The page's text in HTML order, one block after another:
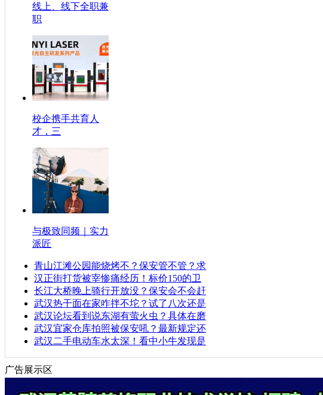
线上、线下全职兼
职
校企携手共育人
才，三
与极致同频｜实力
派匠
青山江滩公园能烧烤不？保安管不管？求
汉正街打货被宰惨痛经历！标价150的卫
长江大桥晚上骑行开放没？保安会不会赶
武汉热干面在家咋拌不坨？试了八次还是
武汉论坛看到说东湖有萤火虫？具体在磨
武汉宜家仓库拍照被保安吼？最新规定还
武汉二手电动车水太深！看中小牛发现是
广告展示区